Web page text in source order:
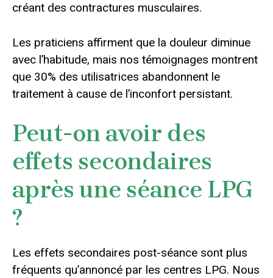
créant des contractures musculaires.
Les praticiens affirment que la douleur diminue
avec l’habitude, mais nos témoignages montrent
que 30% des utilisatrices abandonnent le
traitement à cause de l’inconfort persistant.
Peut-on avoir des
effets secondaires
après une séance LPG
?
Les effets secondaires post-séance sont plus
fréquents qu’annoncé par les centres LPG. Nous